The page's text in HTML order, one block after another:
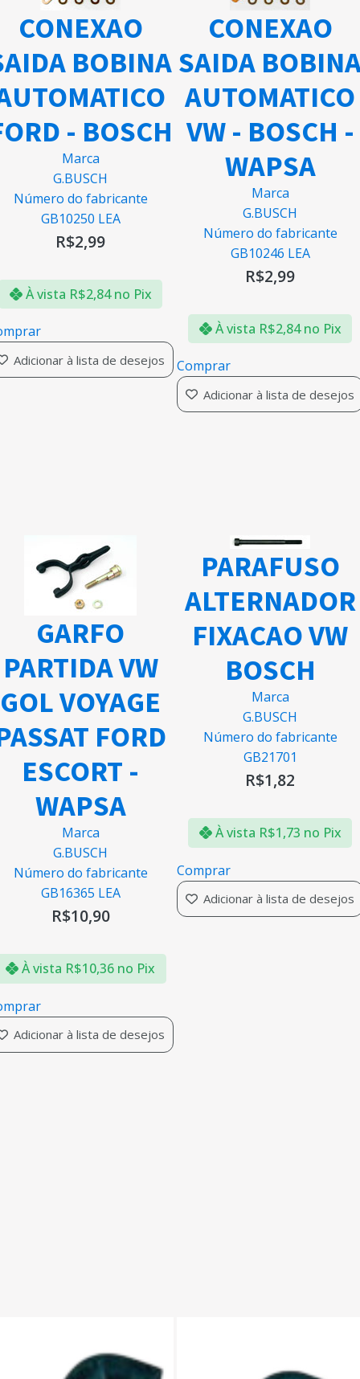
CONEXAO
BOBINA
- BOSCH
Marca
G.BUSCH
Número do fabricante
GB10250 LEA
R$2,99
À vista R$2,84 no Pix
Adicionar à lista de desejos
CONEXAO
SAIDA
AUTOMATICO
VW - BOSCH -
WAPSA
Marca
G.BUSCH
Número do fabricante
GB10246 LEA
R$2,99
À vista R$2,84 no Pix
Comprar
Adicionar à lista de desejos
GARFO
PARTIDA VW
GOL VOYAGE
FORD
ESCORT -
WAPSA
Marca
G.BUSCH
Número do fabricante
GB16365 LEA
R$10,90
À vista R$10,36 no Pix
Adicionar à lista de desejos
PARAFUSO
ALTERNADOR
FIXACAO VW
BOSCH
Marca
G.BUSCH
Número do fabricante
GB21701
R$1,82
À vista R$1,73 no Pix
Comprar
Adicionar à lista de desejos